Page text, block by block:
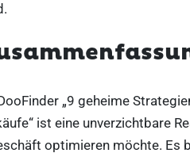
„9 geheime
ist eine unverzichtbare
optimieren möchte. Es